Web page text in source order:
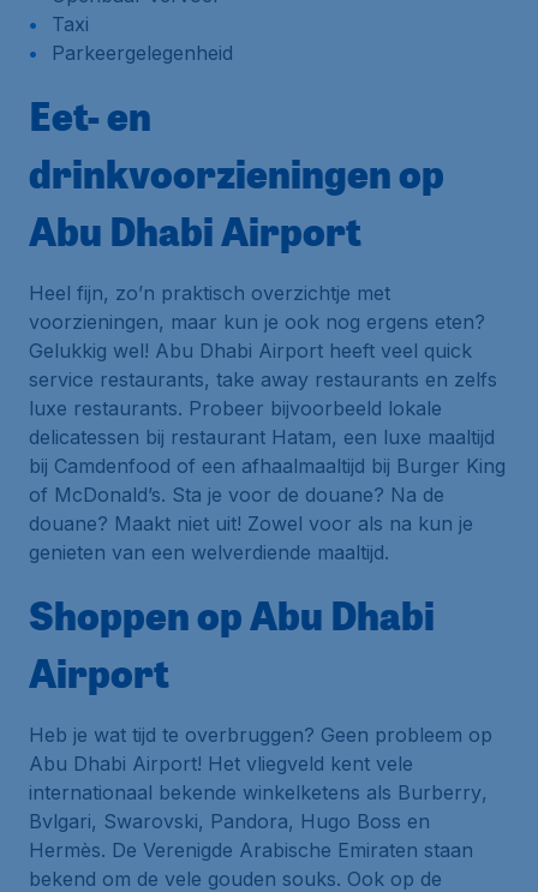
Taxi
Parkeergelegenheid
Eet- en
drinkvoorzieningen op
Abu Dhabi Airport
Heel fijn, zo’n praktisch overzichtje met
voorzieningen, maar kun je ook nog ergens eten?
Gelukkig wel! Abu Dhabi Airport heeft veel quick
service restaurants, take away restaurants en zelfs
luxe restaurants. Probeer bijvoorbeeld lokale
delicatessen bij restaurant Hatam, een luxe maaltijd
bij Camdenfood of een afhaalmaaltijd bij Burger King
of McDonald’s. Sta je voor de douane? Na de
douane? Maakt niet uit! Zowel voor als na kun je
genieten van een welverdiende maaltijd.
Shoppen op Abu Dhabi
Airport
Heb je wat tijd te overbruggen? Geen probleem op
Abu Dhabi Airport! Het vliegveld kent vele
internationaal bekende winkelketens als Burberry,
Bvlgari, Swarovski, Pandora, Hugo Boss en
Hermès. De Verenigde Arabische Emiraten staan
bekend om de vele gouden souks. Ook op de